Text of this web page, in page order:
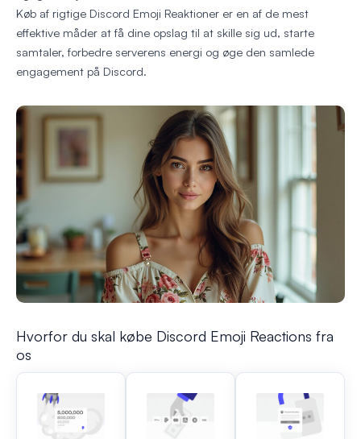
Køb af rigtige Discord Emoji Reaktioner er en af de mest
effektive måder at få dine opslag til at skille sig ud, starte
samtaler, forbedre serverens energi og øge den samlede
engagement på Discord.
Hvorfor du skal købe Discord Emoji Reactions fra
os